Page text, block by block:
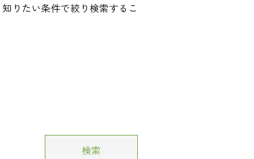
りたい条件で絞り検索するこ